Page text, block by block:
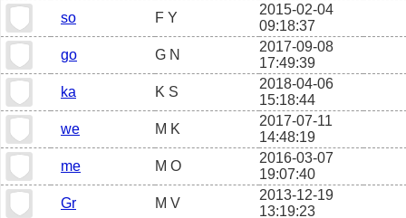
so
F Y
2015-02-04
09:18:37
go
G N
2017-09-08
17:49:39
ka
K S
2018-04-06
15:18:44
we
M K
2017-07-11
14:48:19
me
M O
2016-03-07
19:07:40
Gr
M V
2013-12-19
13:19:23